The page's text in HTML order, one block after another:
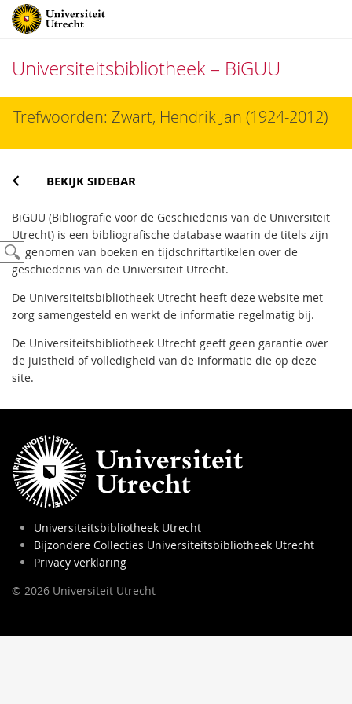
Universiteitsbibliotheek – BiGUU
naarTrefwoorden: Zwart, Hendrik Jan (1924-2012)
BEKIJK SIDEBAR
BiGUU (Bibliografie voor de Geschiedenis van de Universiteit
Utrecht) is een bibliografische database waarin de titels zijn
opgenomen van boeken en tijdschriftartikelen over de
geschiedenis van de Universiteit Utrecht.
De Universiteitsbibliotheek Utrecht heeft deze website met
zorg samengesteld en werkt de informatie regelmatig bij.
De Universiteitsbibliotheek Utrecht geeft geen garantie over
de juistheid of volledigheid van de informatie die op deze
site.
Universiteitsbibliotheek Utrecht
Bijzondere Collecties Universiteitsbibliotheek Utrecht
Privacy verklaring
© 2026 Universiteit Utrecht